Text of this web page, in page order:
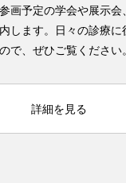
画予定の学会や展示会
します。日々の診療に
で、ぜひご覧ください。
詳細を見る